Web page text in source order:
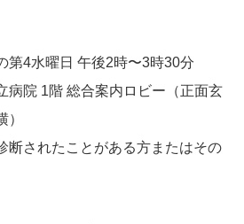
4水曜日 午後2時〜3時30分
院 1階 総合案内ロビー（正面玄
）
されたことがある方またはその